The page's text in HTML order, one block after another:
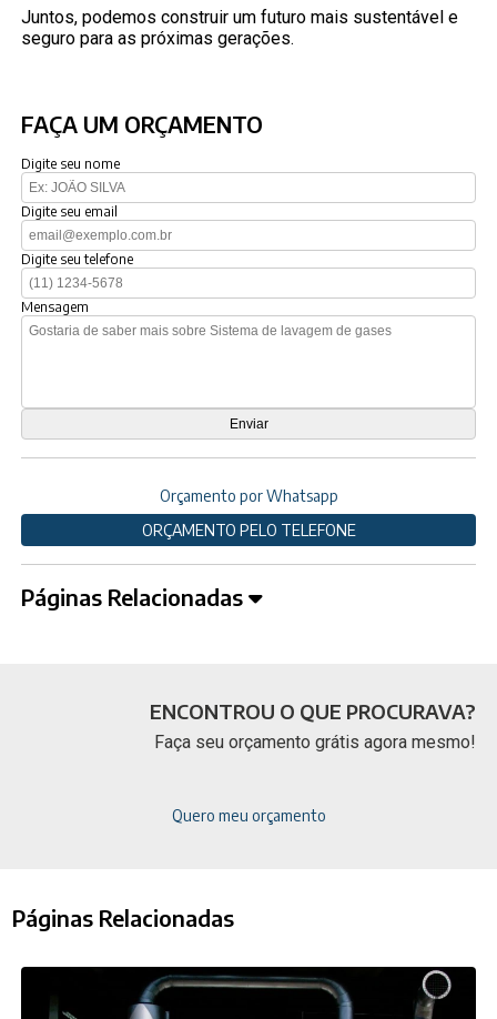
Juntos, podemos construir um futuro mais sustentável e
seguro para as próximas gerações.
FAÇA UM ORÇAMENTO
Digite seu nome
Digite seu email
Digite seu telefone
Mensagem
Orçamento por Whatsapp
ORÇAMENTO PELO TELEFONE
Páginas Relacionadas
ENCONTROU O QUE PROCURAVA?
Faça seu orçamento grátis agora mesmo!
Quero meu orçamento
Páginas Relacionadas